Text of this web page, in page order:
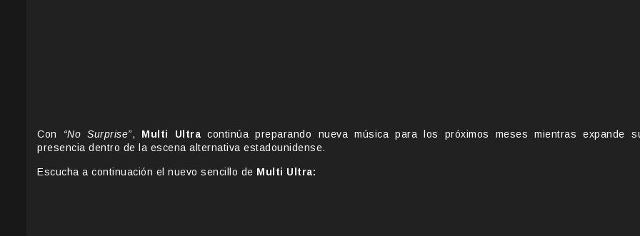
Con “No Surprise”, Multi Ultra continúa preparando nueva música para los próximos meses mientras expande
presencia dentro de la escena alternativa estadounidense.
Escucha a continuación el nuevo sencillo de Multi Ultra: